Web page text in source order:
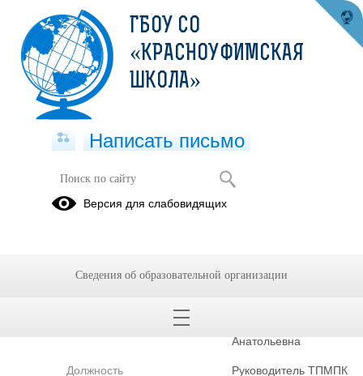
Cтруктурные подразделения
Территориальная психолого – медико –
педагогическая комиссия
Анатольевна
Должность Руководитель ТПМПК
ГБОУ СО
«КРАСНОУФИМСКАЯ
ШКОЛА»
Написать письмо
Версия для слабовидящих
Сведения об образовательной организации